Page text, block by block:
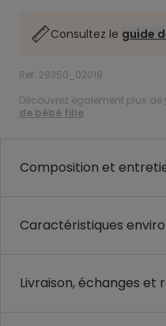
Consultez le guide
Ref. 29350_02018
Découvrez également plus de
de bébé fille.
Composition et
Caractéristiques
Livraison, échanges et